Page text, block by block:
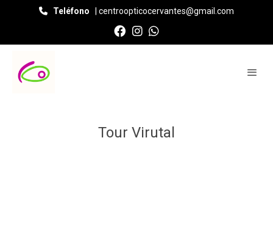
Teléfono | centroopticocervantes@gmail.com
Tour Virutal